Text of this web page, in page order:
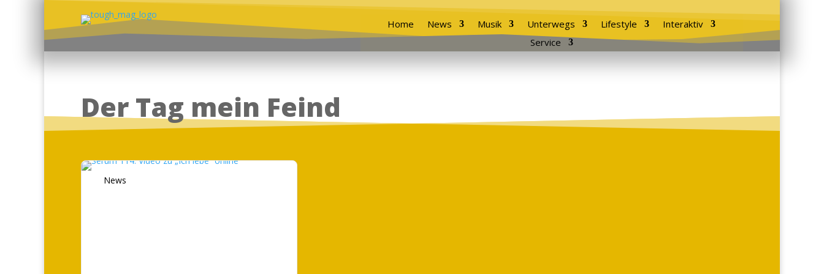
Home News Musik Unterwegs Lifestyle
Interaktiv
Service
Der Tag mein Feind
News